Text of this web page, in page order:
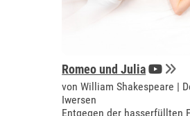
Romeo und Julia
von William Shakespeare |
Iwersen
Entgegen der hasserfüllten